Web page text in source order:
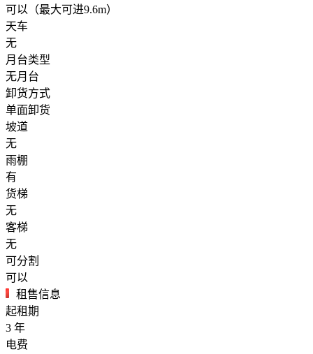
可以（最大可进9.6m）
天车
无
月台类型
无月台
卸货方式
单面卸货
坡道
无
雨棚
有
货梯
无
客梯
无
可分割
可以
租售信息
起租期
3 年
电费